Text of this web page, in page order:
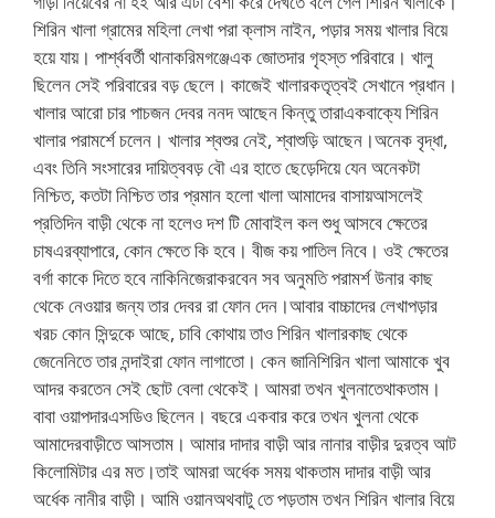
শিরিন খালা গ্রামের মহিলা লেখা পরা ক্লাস নাইন, পড়ার সময় খালার বিয়ে
হয়ে যায়। পার্শ্ববর্তী থানাকরিমগঞ্জেএক জোতদার গৃহস্ত পরিবারে। খালু
ছিলেন সেই পরিবারের বড় ছেলে। কাজেই খালারকতৃত্বই সেখানে প্রধান।
খালার আরো চার পাচজন দেবর ননদ আছেন কিন্তু তারাএকবাক্যে শিরিন
খালার পরামর্শে চলেন। খালার শ্বশুর নেই, শ্বাশুড়ি আছেন।অনেক বৃদ্ধা,
এবং তিনি সংসারের দায়িত্ববড় বৌ এর হাতে ছেড়েদিয়ে যেন অনেকটা
নিশ্চিত, কতটা নিশ্চিত তার প্রমান হলো খালা আমাদের বাসায়আসলেই
প্রতিদিন বাড়ী থেকে না হলেও দশ টি মোবাইল কল শুধু আসবে ক্ষেতের
চাষএরব্যাপারে, কোন ক্ষেতে কি হবে। বীজ কয় পাতিল নিবে। ওই ক্ষেতের
বর্গা কাকে দিতে হবে নাকিনিজেরাকরবেন সব অনুমতি পরামর্শ উনার কাছ
থেকে নেওয়ার জন্য তার দেবর রা ফোন দেন।আবার বাচ্চাদের লেখাপড়ার
খরচ কোন সিন্দুকে আছে, চাবি কোথায় তাও শিরিন খালারকাছ থেকে
জেনেনিতে তার নন্দাইরা ফোন লাগাতো। কেন জানিশিরিন খালা আমাকে খুব
আদর করতেন সেই ছোট বেলা থেকেই। আমরা তখন খুলনাতেথাকতাম।
বাবা ওয়াপদারএসডিও ছিলেন। বছরে একবার করে তখন খুলনা থেকে
আমাদেরবাড়ীতে আসতাম। আমার দাদার বাড়ী আর নানার বাড়ীর দুরত্ব আট
কিলোমিটার এর মত।তাই আমরা অর্ধেক সময় থাকতাম দাদার বাড়ী আর
অর্ধেক নানীর বাড়ী। আমি ওয়ানঅথবাটু তে পড়তাম তখন শিরিন খালার বিয়ে